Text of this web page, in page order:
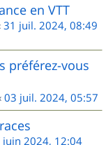
en VTT
31 juil. 2024, 08:49
préférez-vous
03 juil. 2024, 05:57
juin 2024, 12:04